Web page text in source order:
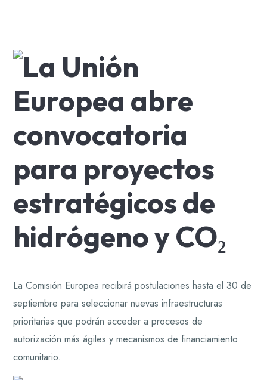
La Comisión Europea recibirá postulaciones hasta el 30 de
septiembre para seleccionar nuevas infraestructuras
prioritarias que podrán acceder a procesos de
autorización más ágiles y mecanismos de financiamiento
comunitario.